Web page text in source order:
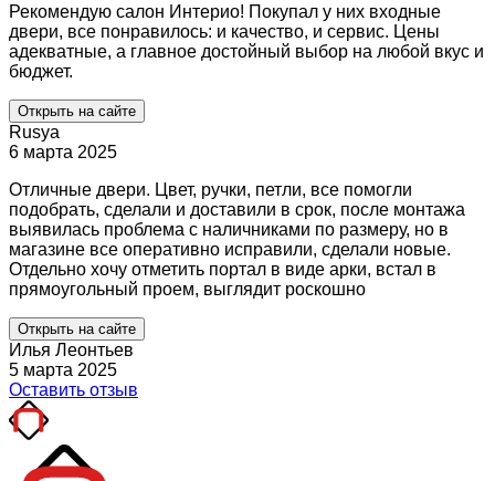
Рекомендую салон Интерио! Покупал у них входные
двери, все понравилось: и качество, и сервис. Цены
адекватные, а главное достойный выбор на любой вкус и
бюджет.
Открыть на сайте
Rusya
6 марта 2025
Отличные двери. Цвет, ручки, петли, все помогли
подобрать, сделали и доставили в срок, после монтажа
выявилась проблема с наличниками по размеру, но в
магазине все оперативно исправили, сделали новые.
Отдельно хочу отметить портал в виде арки, встал в
прямоугольный проем, выглядит роскошно
Открыть на сайте
Илья Леонтьев
5 марта 2025
Оставить отзыв